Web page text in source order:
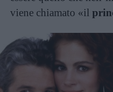
viene chiamato «il